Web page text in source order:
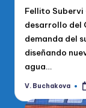
Fellito
desarrollo del
demanda del
diseñando
agua…
Publicado
V. Buchakova